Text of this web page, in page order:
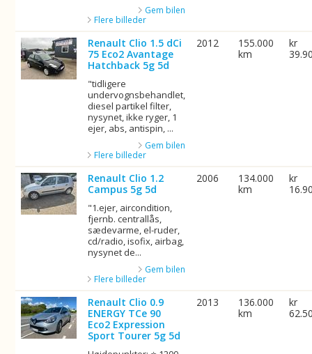
Gem bilen
Flere billeder
Renault Clio 1.5 dCi
75 Eco2 Avantage
Hatchback 5g 5d
"tidligere
undervognsbehandlet,
diesel partikel filter,
nysynet, ikke ryger, 1
ejer, abs, antispin, ...
Gem bilen
Flere billeder
2012
155.000
km
kr
Renault Clio 1.2
Campus 5g 5d
"1.ejer, aircondition,
fjernb. centrallås,
sædevarme, el-ruder,
cd/radio, isofix, airbag,
nysynet de...
Gem bilen
Flere billeder
2006
134.000
km
kr
Renault Clio 0.9
ENERGY TCe 90
Eco2 Expression
Sport Tourer 5g 5d
2013
136.000
km
kr